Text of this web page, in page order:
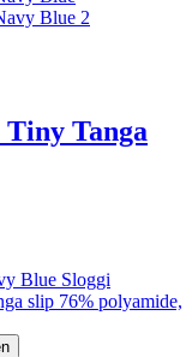
Tiny Tanga
Blue Sloggi
slip 76% polyamide,